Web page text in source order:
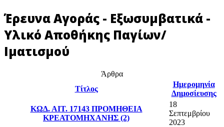
Έρευνα Αγοράς - Εξωσυμβατικά -
Υλικό Αποθήκης Παγίων/
Ιματισμού
Άρθρα
Τίτλος
Ημερομηνία
Δημοσίευσης
ΚΩΔ. ΑΙΤ. 17143 ΠΡΟΜΗΘΕΙΑ
ΚΡΕΑΤΟΜΗΧΑΝΗΣ (2)
18
Σεπτεμβρίου
2023